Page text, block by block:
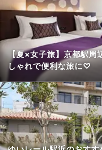
【夏×女子旅】京都駅周
しゃれで便利な旅に♡